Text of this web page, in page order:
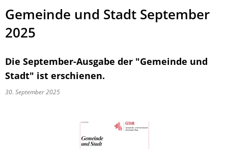
Gemeinde und Stadt September
2025
Die September-Ausgabe der "Gemeinde und
Stadt" ist erschienen.
30. September 2025